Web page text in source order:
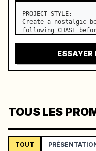
PROJECT STYLE:
Create a nostalgic
following CHASE
TOUS LES
TOUT